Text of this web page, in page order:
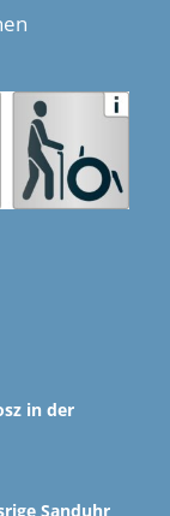
in der
Sanduhr